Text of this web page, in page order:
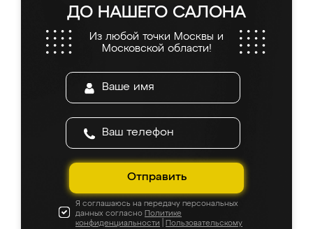
ДО НАШЕГО САЛОНА
Из любой точки Москвы и
Московской области!
Отправить
Я соглашаюсь на передачу персональных
данных согласно Политике
конфиденциальности
Пользовательскому